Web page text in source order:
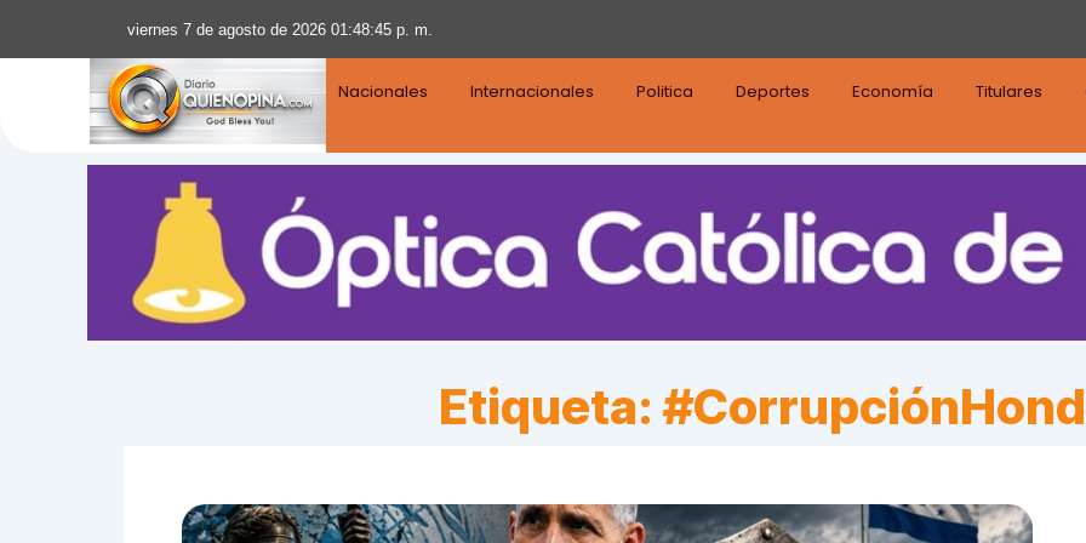
viernes 7 de agosto de 2026 01:48:46 p. m.
Nacionales Internacionales Politica Deportes Economía Titulares
Etiqueta: